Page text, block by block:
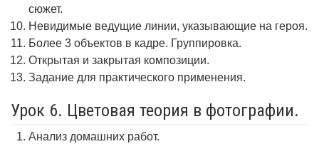
сюжет.
Невидимые ведущие линии, указывающие на героя.
Более 3 объектов в кадре. Группировка.
Открытая и закрытая композиции.
Задание для практического применения.
Урок 6. Цветовая теория в фотографии.
Анализ домашних работ.